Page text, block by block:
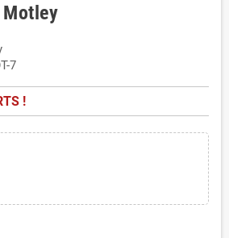
Motley
7
!